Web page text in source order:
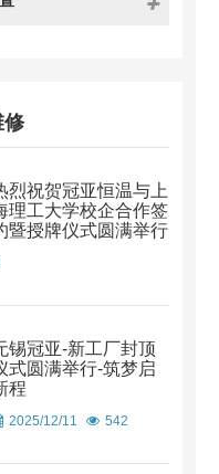
修
烈祝贺冠亚恒温与上
理工大学校企合作签
暨授牌仪式圆满举行
锡冠亚-新工厂封顶
式圆满举行-筑梦启
程
2025/12/11 542